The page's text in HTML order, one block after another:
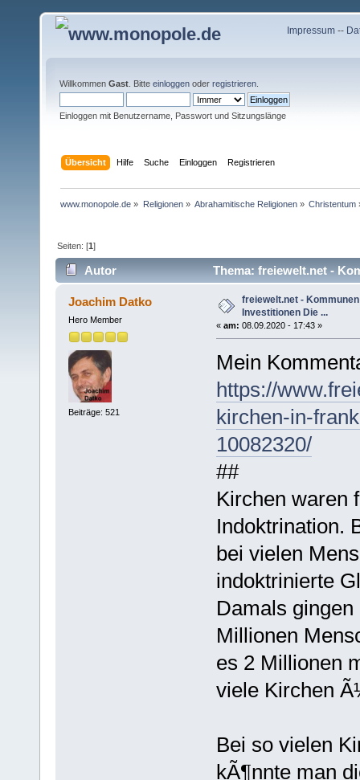
Impressum--
Willkommen Gast . Bitte einloggen oder registrieren
Einloggen mit Benutzername, Passwort und Sitzungslänge
Übersicht Hilfe Suche Einloggen Registrieren
www.monopole.de » Religionen» Abrahamitische Religionen» Christentum
Seiten: [1]
Autor
Thema: freiewelt.net -
7616 mal)
Joachim Datko
Hero Member
Beiträge: 521
freiewelt.net -
Investitionen Die ...
« am: 08.09.2020 - 17:43 »
Mein
https://
kirchen-in-
10082320/
##
Kirchen waren
Indoktrination.
bei vielen
indoktrinierte
Damals
Millionen
es 2 Millionen
viele Kirchen
Bei so vielen
kÃ¶nnte man